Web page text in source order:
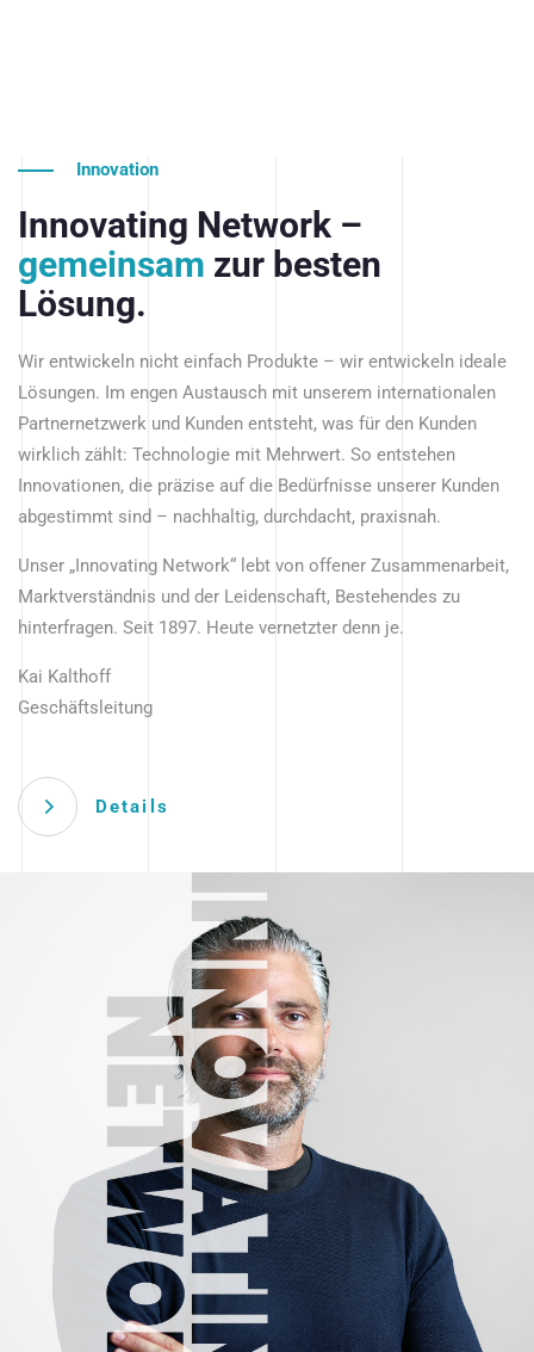
Innovation
Innovating Network –
gemeinsam zur besten
Lösung.
Wir entwickeln nicht einfach Produkte – wir entwickeln ideale
Lösungen. Im engen Austausch mit unserem internationalen
Partnernetzwerk und Kunden entsteht, was für den Kunden
wirklich zählt: Technologie mit Mehrwert. So entstehen
Innovationen, die präzise auf die Bedürfnisse unserer Kunden
abgestimmt sind – nachhaltig, durchdacht, praxisnah.
Unser „Innovating Network“ lebt von offener Zusammenarbeit,
Marktverständnis und der Leidenschaft, Bestehendes zu
hinterfragen. Seit 1897. Heute vernetzter denn je.
Kai Kalthoff
Geschäftsleitung
Details